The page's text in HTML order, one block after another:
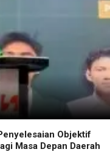
Objektif
Masa Depan Daerah